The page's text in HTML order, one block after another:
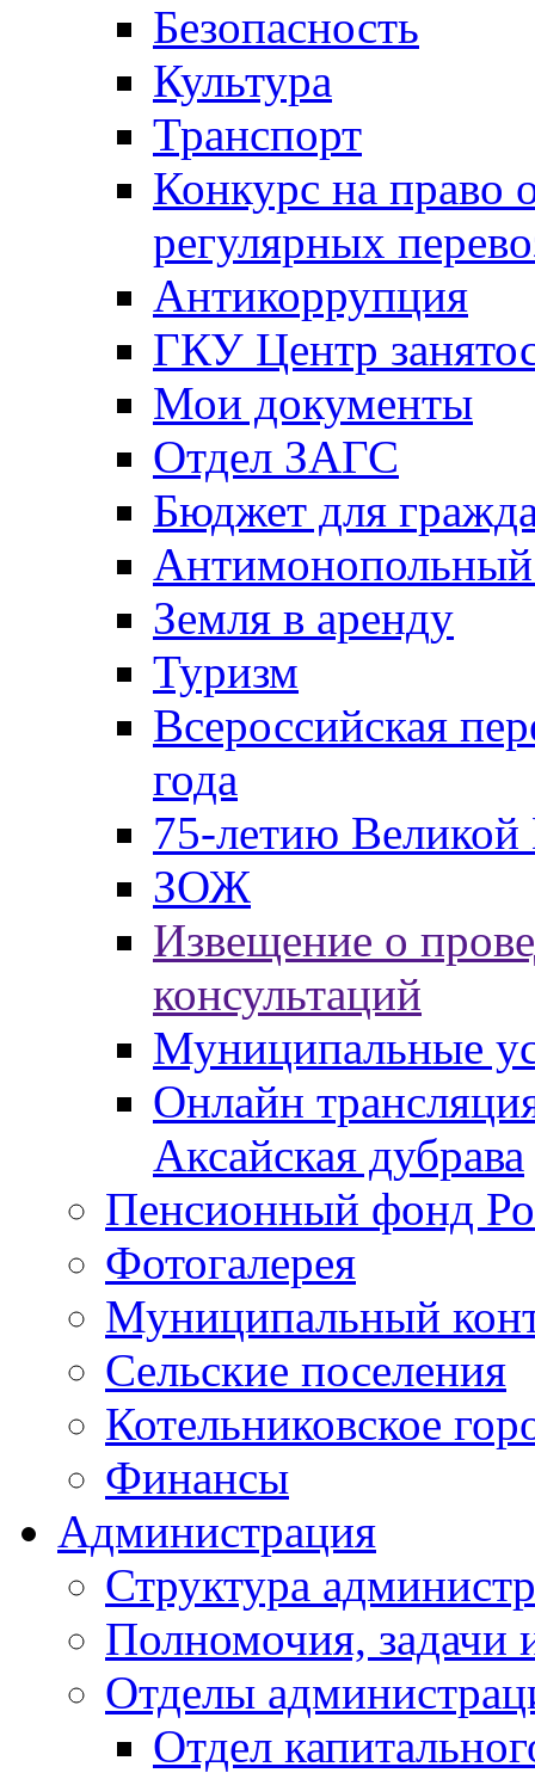
Безопасность
Культура
Транспорт
Конкурс на право
регулярных
Антикоррупция
ГКУ Центр
Мои документы
Отдел ЗАГС
Бюджет для
Антимонопольный
Земля в аренду
Туризм
Всероссийская
года
75-летию
ЗОЖ
Извещение о
консультаций
Муниципальные
Онлайн
Аксайская дубрава
Пенсионный фонд
Фотогалерея
Муниципальный
Сельские поселения
Котельниковское
Финансы
Администрация
Структура
Полномочия, задачи
Отделы
Отдел